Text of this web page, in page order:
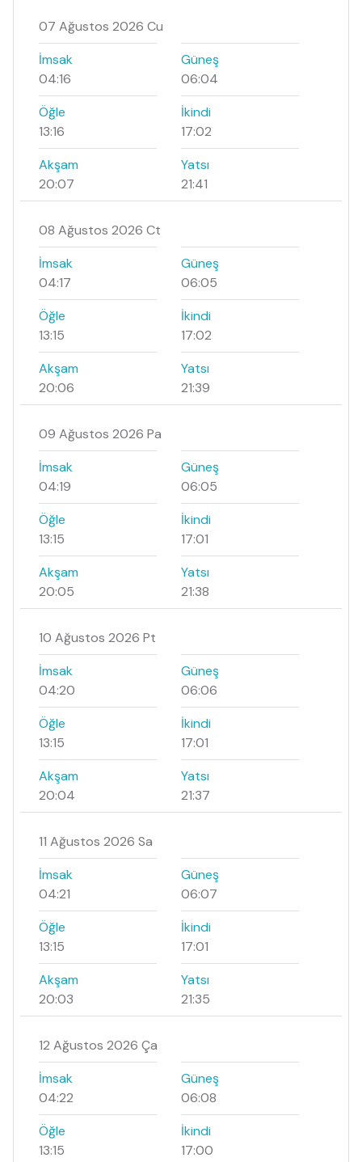
07 Ağustos 2026 Cu
İmsak
04:16
Güneş
06:04
Öğle
13:16
İkindi
17:02
Akşam
20:07
Yatsı
21:41
08 Ağustos 2026 Ct
İmsak
04:17
Güneş
06:05
Öğle
13:15
İkindi
17:02
Akşam
20:06
Yatsı
21:39
09 Ağustos 2026 Pa
İmsak
04:19
Güneş
06:05
Öğle
13:15
İkindi
17:01
Akşam
20:05
Yatsı
21:38
10 Ağustos 2026 Pt
İmsak
04:20
Güneş
06:06
Öğle
13:15
İkindi
17:01
Akşam
20:04
Yatsı
21:37
11 Ağustos 2026 Sa
İmsak
04:21
Güneş
06:07
Öğle
13:15
İkindi
17:01
Akşam
20:03
Yatsı
21:35
12 Ağustos 2026 Ça
İmsak
04:22
Güneş
06:08
Öğle
13:15
İkindi
17:00